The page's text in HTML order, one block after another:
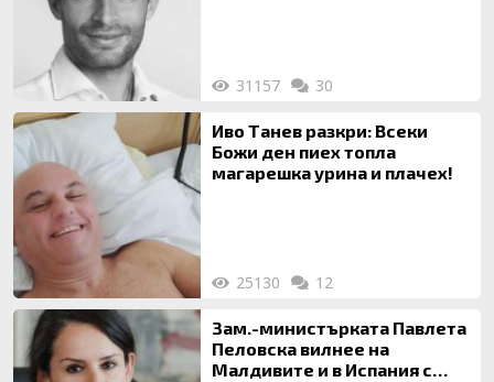
31157 30
Иво Танев разкри: Всеки
Божи ден пиех топла
магарешка урина и плачех!
25130 12
Зам.-министърката Павлета
Пеловска вилнее на
Малдивите и в Испания с